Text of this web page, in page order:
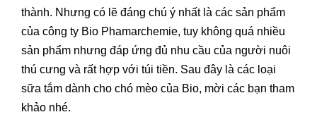
thành. Nhưng có lẽ đáng chú ý nhất là các sản phẩm
của công ty Bio Phamarchemie, tuy không quá nhiều
sản phẩm nhưng đáp ứng đủ nhu cầu của người nuôi
thú cưng và rất hợp với túi tiền. Sau đây là các loại
sữa tắm dành cho chó mèo của Bio, mời các bạn tham
khảo nhé.